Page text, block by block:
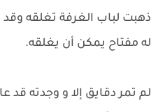
ذهبت لباب الغرفة تغلقه
له مفتاح يمكن أن يغلقه.
لم تمر دقايق إلا و وجدته قد